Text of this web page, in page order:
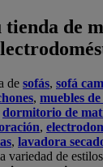
de
de sofás, sofá
, muebles de
dormitorio de
,
, lavadora
variedad de